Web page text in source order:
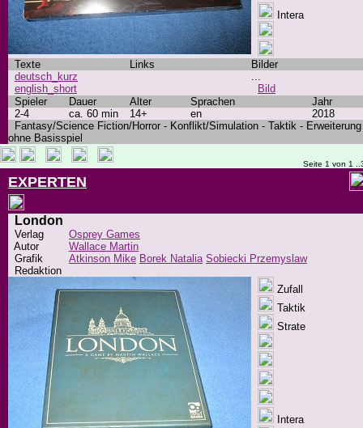
Intera
Texte Links
Bilder
deutsch_kurz
english_short
...
Bild
Spieler
Dauer Alter Sprachen
Jahr
2-4
ca. 60 min 14+ en
2018
Fantasy/Science Fiction/Horror - Konflikt/Simulation - Taktik - Erweiterung
ohne Basisspiel
Seite 1 von 1
EXPERTEN
London
Verlag
Osprey Games
Autor
Wallace Martin
Grafik
Atkinson Mike Borek Natalia Sobiecki Przemyslaw
Redaktion
Zufall
Taktik
Strate
Intera